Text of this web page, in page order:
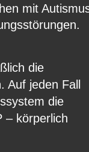
mit
die
Auf jeden Fall
die
– körperlich